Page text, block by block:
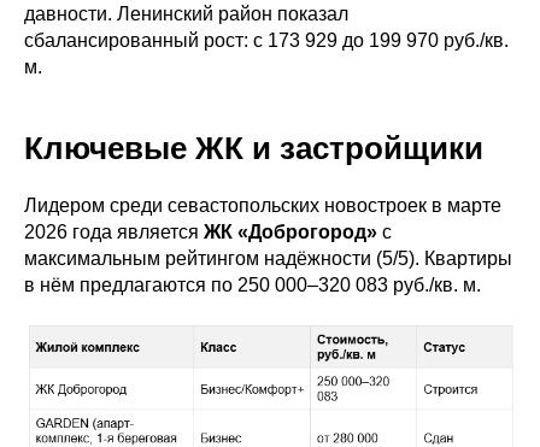
давности. Ленинский район показал
сбалансированный рост: с 173 929 до 199 970 руб./кв.
м.
Ключевые ЖК и застройщики
Лидером среди севастопольских новостроек в марте
2026 года является ЖК «Доброгород» с
максимальным рейтингом надёжности (5/5). Квартиры
в нём предлагаются по 250 000–320 083 руб./кв. м.